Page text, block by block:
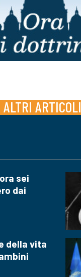
ALTRI ARTICOLI
sei
dai
della vita